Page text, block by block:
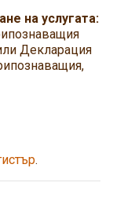
на услугата:
Декларация
.